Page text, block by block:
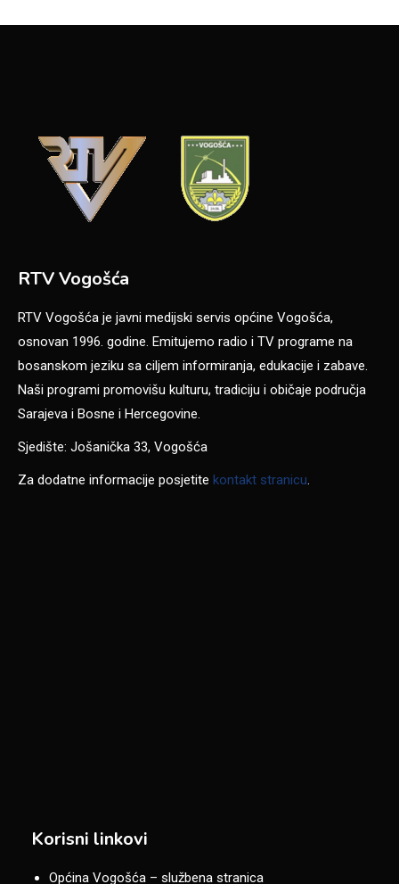
RTV Vogošća
RTV Vogošća je javni medijski servis općine Vogošća,
osnovan 1996. godine. Emitujemo radio i TV programe na
bosanskom jeziku sa ciljem informiranja, edukacije i zabave.
Naši programi promovišu kulturu, tradiciju i običaje područja
Sarajeva i Bosne i Hercegovine.
Sjedište: Jošanička 33, Vogošća
Za dodatne informacije posjetite kontakt stranicu.
Korisni linkovi
Općina Vogošća – službena stranica